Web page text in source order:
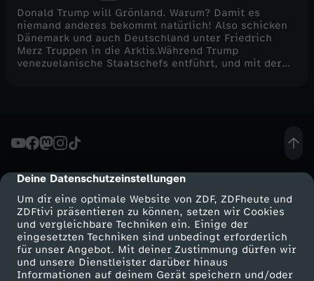
cmp-dialog-description
Deine Datenschutzeinstellungen
Um dir eine optimale Website von ZDF, ZDFheute und
ZDFtivi präsentieren zu können, setzen wir Cookies
und vergleichbare Techniken ein. Einige der
eingesetzten Techniken sind unbedingt erforderlich
für unser Angebot. Mit deiner Zustimmung dürfen wir
und unsere Dienstleister darüber hinaus
Informationen auf deinem Gerät speichern und/oder
Donald Trump will Grönland. Warum? Damit es
niemand anderes bekommt natürlich! Also schicken
Dänemark und auch Deutschland unter Friedrich
Merz Truppen in die Arktis.Während Trump
venezuelanische Staatschefs entführt, und mit der
der wichtigste geostrategische Schauplatz der
Zukunft sein wird, und sich dort nebenbei die
halten eigentlich die Grönländer von diesem
mal in diesem Video genau an!Vielen Dank fürs
Reinschalten und bis zum nächsten Mal!
Mehr ZDF Service